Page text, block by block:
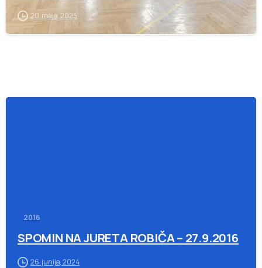
20. maja, 2025
2016
SPOMIN NA JURETA ROBIČA – 27.9.2016
26. junija, 2024